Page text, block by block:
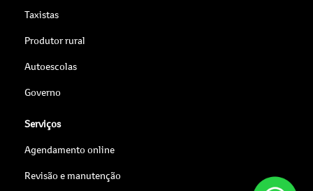
Taxistas
Produtor rural
Autoescolas
Governo
Serviços
Agendamento online
Revisão e manutenção